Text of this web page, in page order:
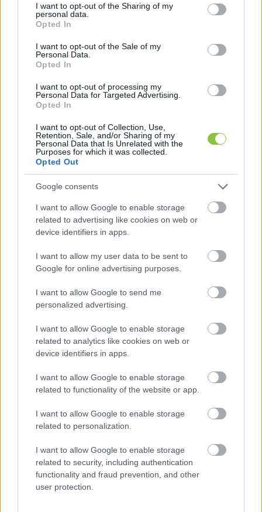
not limited to your visit or usage behaviour. You may click to
grant or deny consent to Google and its third-party tags to
use your data for below specified purposes in below Google
consent section.
I want to opt-out of the Sharing of my
personal data.
Opted In
I want to opt-out of the Sale of my
Personal Data.
Opted In
I want to opt-out of processing my
Personal Data for Targeted Advertising.
Opted In
I want to opt-out of Collection, Use,
Retention, Sale, and/or Sharing of my
Personal Data that Is Unrelated with the
Purposes for which it was collected.
Opted Out
Google consents
I want to allow Google to enable storage
related to advertising like cookies on web or
device identifiers in apps.
I want to allow my user data to be sent to
Google for online advertising purposes.
I want to allow Google to send me
personalized advertising.
I want to allow Google to enable storage
related to analytics like cookies on web or
device identifiers in apps.
I want to allow Google to enable storage
related to functionality of the website or app.
I want to allow Google to enable storage
related to personalization.
I want to allow Google to enable storage
related to security, including authentication
functionality and fraud prevention, and other
user protection.
engedély alapján,
kiskorú betegek szülei vagy törvényes
képviselői közül egy szülő vagy törvényes
képviselő aki folyamatosan a gyermek
mellett tartózkodhat,
Perinatális Intenzív Centrumban (PIC-
Koraszülött) fekvő újszülöttjét látogató szülő,
szülészeti részlegeken a vajúdás és szülés
idején szülő nő által kijelölt személy,
valamint egyéb, különleges esetek, a
betegellátó szervezeti egység vezetőjének
engedélyével.
Az intézmény maszkhasználatra vonatkozó
A Központi Intenzív
Osztályon és az Onkoradiológiai Központban a
látogatók számára kötelező az orrot és szájat
elfedő maszk viselése. Arra is felhívták a
figyelmet, hogy légúti tünetek esetén a
betegeknek, akik torokfájást, orrfolyást,
köhögést, hőemelkedést vagy lázat észlelnek,
és vizsgálatra vagy ellátásra érkeznek az